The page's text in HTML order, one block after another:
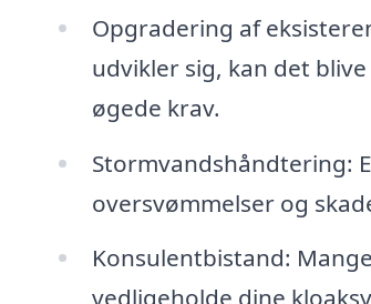
Opgradering af
udvikler sig, kan det
øgede krav.
Stormvandshåndtering:
oversvømmelser og
Konsulentbistand: